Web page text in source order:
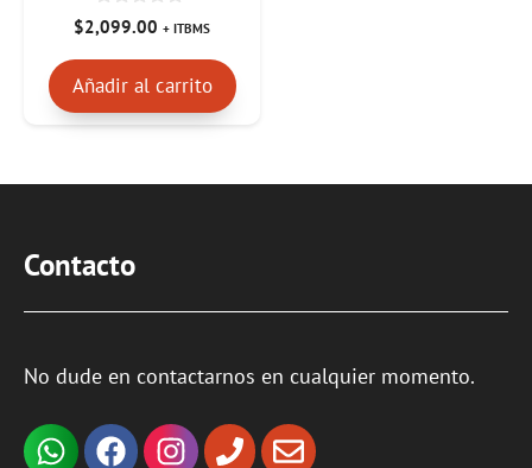
0
d
$2,099.00 + ITBMS
Añadir al carrito
Contacto
No dude en contactarnos en cualquier momento.